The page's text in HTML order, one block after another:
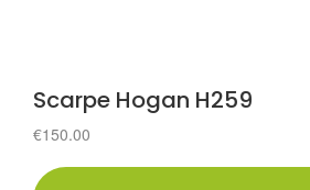
Scarpe Hogan H259
€150.00